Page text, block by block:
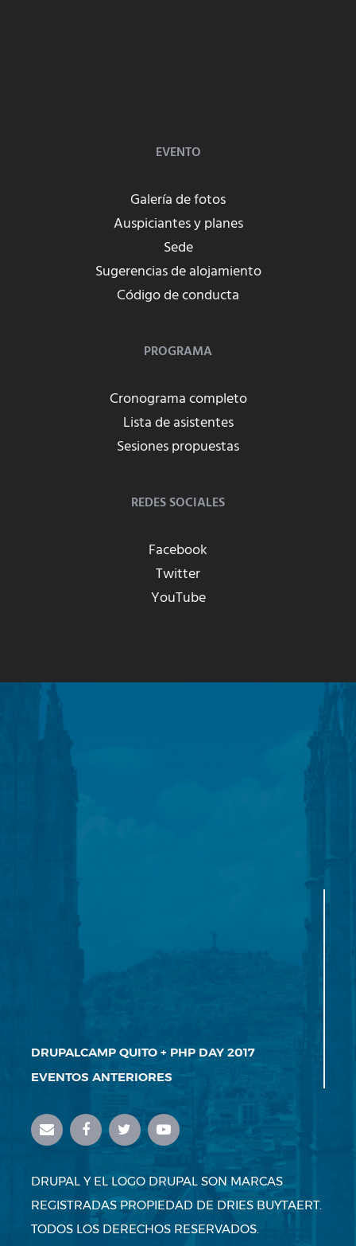
EVENTO
Galería de fotos
Auspiciantes y planes
Sede
Sugerencias de alojamiento
Código de conducta
PROGRAMA
Cronograma completo
Lista de asistentes
Sesiones propuestas
REDES SOCIALES
Facebook
Twitter
YouTube
DRUPALCAMP QUITO + PHP DAY 2017
EVENTOS ANTERIORES
DRUPAL Y EL LOGO DRUPAL SON MARCAS
REGISTRADAS PROPIEDAD DE DRIES BUYTAERT.
TODOS LOS DERECHOS RESERVADOS.